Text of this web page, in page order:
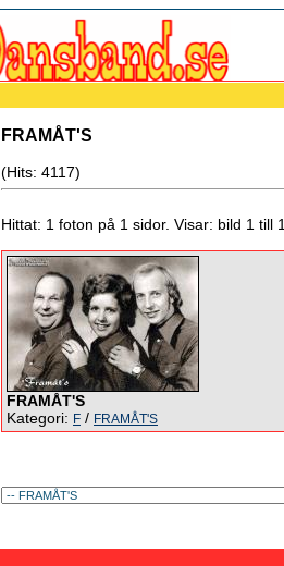
FRAMÅT'S
(Hits: 4117)
Hittat: 1 foton på 1 sidor. Visar: bild 1 till 1.
FRAMÅT'S
Kategori: F / FRAMÅT'S